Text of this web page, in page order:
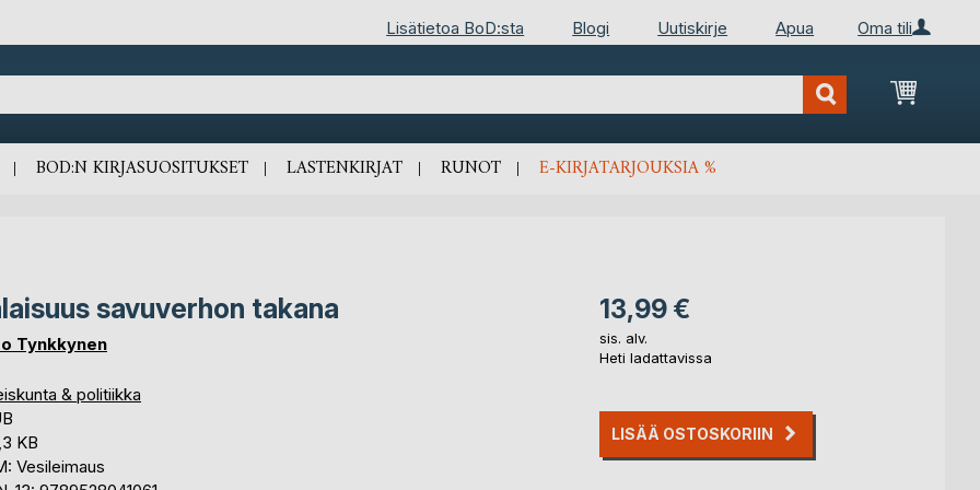
Oma tili
Lisätietoa BoD:sta Blogi Uutiskirje Apua
BOD:N KIRJASUOSITUKSET LASTENKIRJAT RUNOT E-KIRJATARJOUKSIA %
savuverhon takana
Tynkkynen
& politiikka
KB
Vesileimaus
13,99 €
sis. alv.
Heti ladattavissa
LISÄÄ OSTOSKORIIN